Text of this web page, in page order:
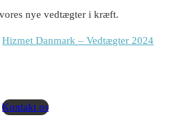
🔇 Slå lyd til
nye vedtægter i kræft.
Hizmet Danmark – Vedtægter 2024
Kontakt os